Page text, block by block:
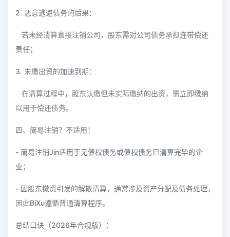
2. 恶意逃避债务的后果：
若未经清算直接注销公司，股东需对公司债务承担连带偿还
责任；
3. 未缴出资的加速到期：
在清算过程中，股东认缴但未实际缴纳的出资，需立即缴纳
以用于偿还债务。
四、简易注销？不适用！
- 简易注销Jin适用于无债权债务或债权债务已清算完毕的企
业；
- 因股东撤资引发的解散清算，通常涉及资产分配及债务处理，
因此BiXu遵循普通清算程序。
总结口诀（2026年合规版）：